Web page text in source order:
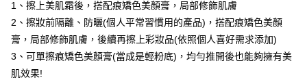
３．收到繳費通知簡訊後14天內，點擊此簡訊中的連結，可透過四大超商／
ATM／網路銀行／等多元方式進行付款，方視為交易完成。
※ 請注意：結帳手續完成當下不需立刻繳費，但若您需要取消訂單，請聯絡
後付繳納相關費用。
※ 交易是否成功請以「AFTEE先享後付 」之結帳頁面顯示為準，若有關於
每筆NT$80，滿NT$1,080(含以上)免運費
萊爾富-取貨付款
付款後-萊爾富取貨
1、擦上美肌霜後，搭配痕矯色美顏膏，局部修飾肌膚
2、擦妝前隔離、防曬(個人平常習慣用的產品)，搭配痕矯色美顏
膏，局部修飾肌膚，後續再擦上彩妝品(依照個人喜好需求添加)
3、可單擦痕矯色美顏膏(當成是輕粉底)，均勻推開後也能夠擁有美
肌效果!